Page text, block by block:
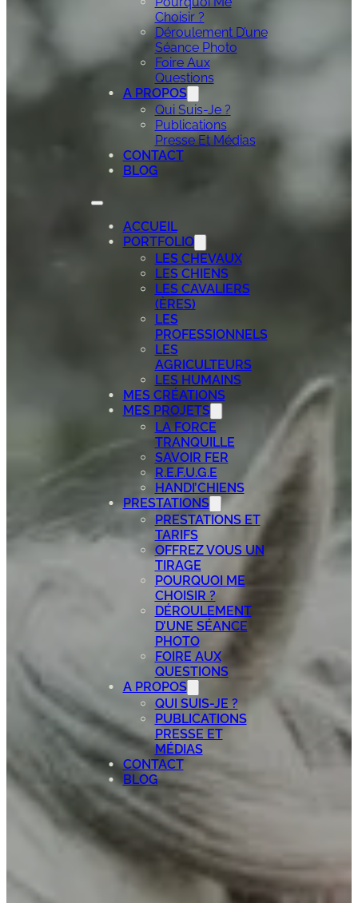
Choisir ?
Déroulement D’une
Séance Photo
Foire Aux
Questions
A PROPOS
Qui Suis-Je ?
Publications
Presse Et Médias
CONTACT
BLOG
ACCUEIL
PORTFOLIO
LES CHEVAUX
LES CHIENS
LES CAVALIERS
(ÈRES)
LES
PROFESSIONNELS
LES
AGRICULTEURS
LES HUMAINS
MES CRÉATIONS
MES PROJETS
LA FORCE
TRANQUILLE
SAVOIR FER
R.E.F.U.G.E
HANDI’CHIENS
PRESTATIONS
PRESTATIONS ET
TARIFS
OFFREZ VOUS UN
TIRAGE
POURQUOI ME
CHOISIR ?
DÉROULEMENT
D’UNE SÉANCE
PHOTO
FOIRE AUX
QUESTIONS
A PROPOS
QUI SUIS-JE ?
PUBLICATIONS
PRESSE ET
MÉDIAS
CONTACT
BLOG